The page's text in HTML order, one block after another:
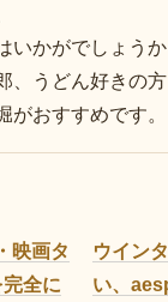
いかがでしょう
、うどん好きの
おすすめです。
映画タ
全に
ウイン
い、